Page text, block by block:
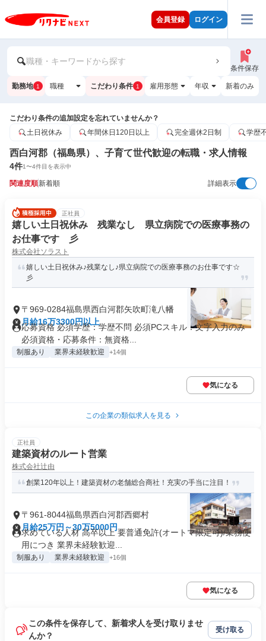
会員登録 ログイン
職種・キーワードから探す
条件保存
勤務地 1 職種 こだわり条件 1 雇用形態 年収 新着のみ
こだわり条件の追加設定を忘れていませんか？
土日祝休み
年間休日120日以上 完全週休2日制 学歴
西白河郡（福島県）、子育て世代歓迎の転職・求人情報
4件1〜4件目を表示中
関連度順新着順 詳細表示
正社員
嬉しい土日祝休み 残業なし 県立病院での医療事務の
お仕事です 彡
株式会社ソラスト
嬉しい土日祝休み♪残業なし♪県立病院での医療事務のお仕事です☆
彡
〒969-0284福島県西白河郡矢吹町滝八幡
月給16万3300円以上
応募資格 必須学歴：学歴不問 必須PCスキル：文字入力のみ
必須資格・応募条件：無資格...
制服あり 業界未経験歓迎 +14個
気になる
この企業の類似求人を見る
正社員
建築資材のルート営業
株式会社辻由
創業120年以上！建築資材の老舗総合商社！充実の手当に注目！
〒961-8044福島県西白河郡西郷村
月給25万円～30万5000円
求めている人材 高卒以上 要普通免許(オートマ限定可)/業務使
用につき 業界未経験歓迎...
制服あり 業界未経験歓迎 +16個
気になる
この条件を保存して、新着求人を受け取りませ
んか？
受け取る